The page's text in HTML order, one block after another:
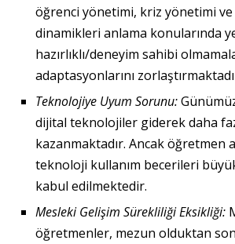
öğrenci yönetimi, kriz yönetimi ve
dinamikleri anlama konularında
hazırlıklı/deneyim sahibi
adaptasyonlarını
Teknolojiye Uyum Sorunu:
dijital teknolojiler giderek daha
kazanmaktadır. Ancak öğretmen
teknoloji kullanım becerileri
kabul edilmektedir.
Mesleki Gelişim Sürekliliği Eksikliği:
öğretmenler, mezun olduktan